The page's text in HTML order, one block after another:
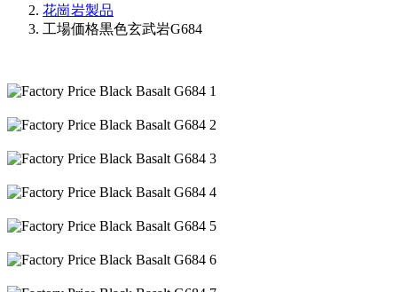
花崗岩製品
工場価格黒色玄武岩G684